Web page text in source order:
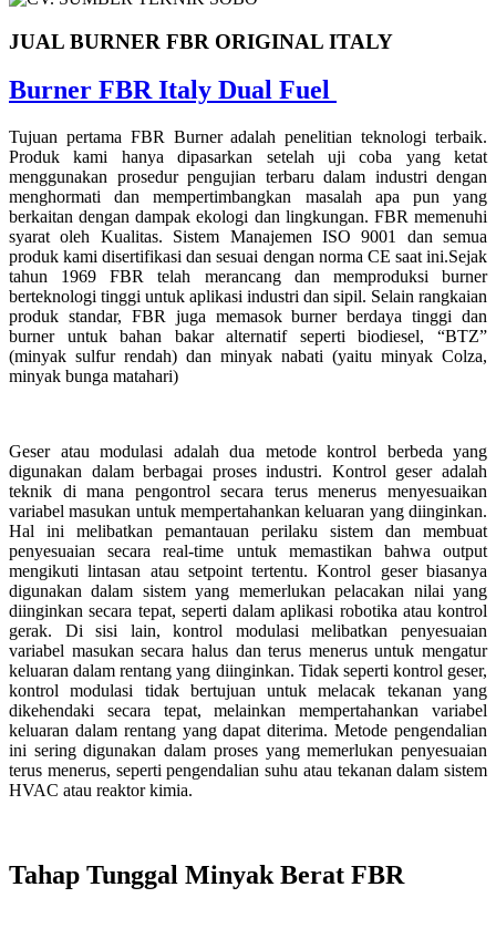
JUAL BURNER FBR ORIGINAL ITALY
Burner FBR Italy Dual Fuel
Tujuan pertama FBR Burner adalah penelitian teknologi terbaik.
Produk kami hanya dipasarkan setelah uji coba yang ketat
menggunakan prosedur pengujian terbaru dalam industri dengan
menghormati dan mempertimbangkan masalah apa pun yang
berkaitan dengan dampak ekologi dan lingkungan. FBR memenuhi
syarat oleh Kualitas. Sistem Manajemen ISO 9001 dan semua
produk kami disertifikasi dan sesuai dengan norma CE saat ini.Sejak
tahun 1969 FBR telah merancang dan memproduksi burner
berteknologi tinggi untuk aplikasi industri dan sipil. Selain rangkaian
produk standar, FBR juga memasok burner berdaya tinggi dan
burner untuk bahan bakar alternatif seperti biodiesel, “BTZ”
(minyak sulfur rendah) dan minyak nabati (yaitu minyak Colza,
minyak bunga matahari)
Geser atau modulasi adalah dua metode kontrol berbeda yang
digunakan dalam berbagai proses industri. Kontrol geser adalah
teknik di mana pengontrol secara terus menerus menyesuaikan
variabel masukan untuk mempertahankan keluaran yang diinginkan.
Hal ini melibatkan pemantauan perilaku sistem dan membuat
penyesuaian secara real-time untuk memastikan bahwa output
mengikuti lintasan atau setpoint tertentu. Kontrol geser biasanya
digunakan dalam sistem yang memerlukan pelacakan nilai yang
diinginkan secara tepat, seperti dalam aplikasi robotika atau kontrol
gerak. Di sisi lain, kontrol modulasi melibatkan penyesuaian
variabel masukan secara halus dan terus menerus untuk mengatur
keluaran dalam rentang yang diinginkan. Tidak seperti kontrol geser,
kontrol modulasi tidak bertujuan untuk melacak tekanan yang
dikehendaki secara tepat, melainkan mempertahankan variabel
keluaran dalam rentang yang dapat diterima. Metode pengendalian
ini sering digunakan dalam proses yang memerlukan penyesuaian
terus menerus, seperti pengendalian suhu atau tekanan dalam sistem
HVAC atau reaktor kimia.
Tahap Tunggal Minyak Berat FBR